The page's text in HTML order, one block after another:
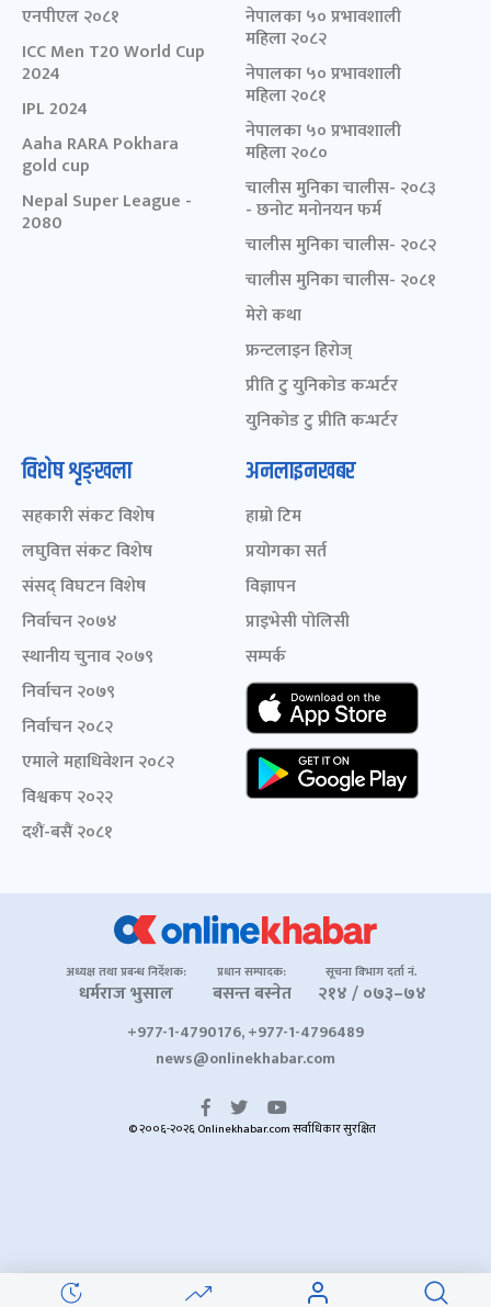
एनपीएल २०८१
ICC Men T20 World Cup
2024
IPL 2024
Aaha RARA Pokhara
gold cup
Nepal Super League -
2080
नेपालका ५० प्रभावशाली
महिला २०८२
नेपालका ५० प्रभावशाली
महिला २०८१
नेपालका ५० प्रभावशाली
महिला २०८०
चालीस मुनिका चालीस- २०८३
- छनोट मनोनयन फर्म
चालीस मुनिका चालीस- २०८२
चालीस मुनिका चालीस- २०८१
मेरो कथा
फ्रन्टलाइन हिरोज्
प्रीति टु युनिकोड कन्भर्टर
युनिकोड टु प्रीति कन्भर्टर
विशेष शृङ्खला
सहकारी संकट विशेष
लघुवित्त संकट विशेष
संसद् विघटन विशेष
निर्वाचन २०७४
स्थानीय चुनाव २०७९
निर्वाचन २०७९
निर्वाचन २०८२
एमाले महाधिवेशन २०८२
विश्वकप २०२२
दशैं-बसैं २०८१
अनलाइनखबर
हाम्रो टिम
प्रयोगका सर्त
विज्ञापन
प्राइभेसी पोलिसी
सम्पर्क
अध्यक्ष तथा प्रबन्ध निर्देशक:
धर्मराज भुसाल
प्रधान सम्पादक:
बसन्त बस्नेत
सूचना विभाग दर्ता नं.
२१४ / ०७३–७४
+977-1-4790176, +977-1-4796489
news@onlinekhabar.com
© २००६-२०२६ Onlinekhabar.com सर्वाधिकार सुरक्षित